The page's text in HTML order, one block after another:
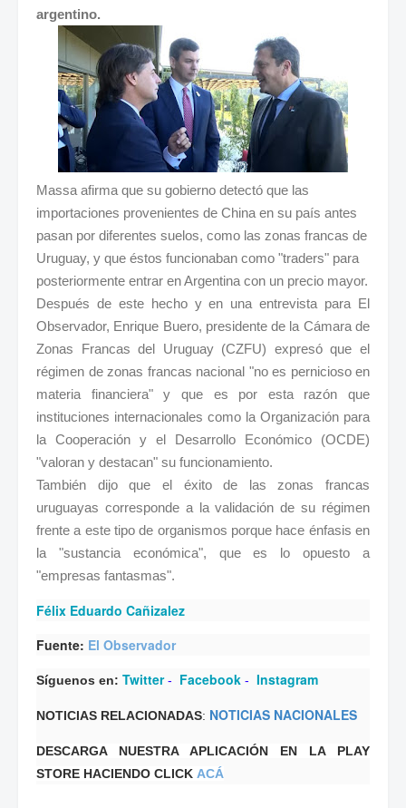
argentino.
Massa afirma que su gobierno detectó que las
importaciones provenientes de China en su país antes
pasan por diferentes suelos, como las zonas francas de
Uruguay, y que éstos funcionaban como "traders" para
posteriormente entrar en Argentina con un precio mayor.
Después de este hecho y en una entrevista para El
Observador, Enrique Buero, presidente de la Cámara de
Zonas Francas del Uruguay (CZFU) expresó que el
régimen de zonas francas nacional "no es pernicioso en
materia financiera" y que es por esta razón que
instituciones internacionales como la Organización para
la Cooperación y el Desarrollo Económico (OCDE)
"valoran y destacan" su funcionamiento.
También dijo que el éxito de las zonas francas
uruguayas corresponde a la validación de su régimen
frente a este tipo de organismos porque hace énfasis en
la "sustancia económica", que es lo opuesto a
"empresas fantasmas".
Félix Eduardo Cañizalez
Fuente: El Observador
Síguenos en: Twitter- Facebook - Instagram
NOTICIAS RELACIONADAS: NOTICIAS NACIONALES
DESCARGA NUESTRA APLICACIÓN EN LA PLAY
STORE HACIENDO CLICK ACÁ